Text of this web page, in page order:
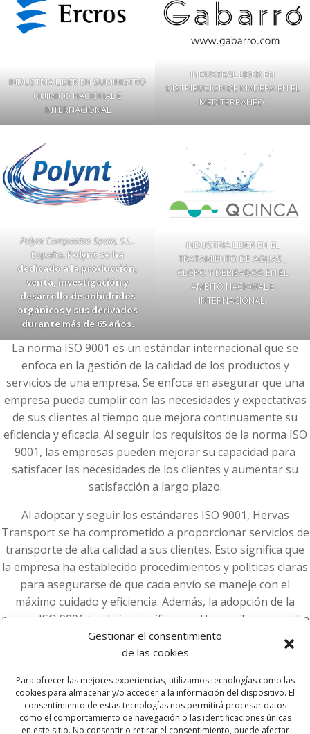
Gestionar el consentimiento
de las cookies
Para ofrecer las mejores experiencias, utilizamos tecnologías como las
cookies para almacenar y/o acceder a la información del dispositivo. El
consentimiento de estas tecnologías nos permitirá procesar datos
como el comportamiento de navegación o las identificaciones únicas
en este sitio. No consentir o retirar el consentimiento, puede afectar
INDUSTRIA LIDER EN SUMINISTRO
QUIMICO NACIONAL E
INTERNACIONAL
INDUSTRAL LIDER EN
DISTRIBUCION DE MADERA EN EL
MEDITERRANEO.
Polynt Composites Spain, S.L..
España.Polynt se ha
dedicado a la producción,
venta, investigación y
desarrollo de anhídridos
orgánicos y sus derivados
durante más de 65 años.
INDUSTRIA LIDER EN EL
TRATAMIENTO DE AGUAS ,
CLORO Y DERIBADOS EN EL
AMBITO NACIONAL E
INTERNACIONAL.
La norma ISO 9001 es un estándar internacional que se
enfoca en la gestión de la calidad de los productos y
servicios de una empresa. Se enfoca en asegurar que una
empresa pueda cumplir con las necesidades y expectativas
de sus clientes al tiempo que mejora continuamente su
eficiencia y eficacia. Al seguir los requisitos de la norma ISO
9001, las empresas pueden mejorar su capacidad para
satisfacer las necesidades de los clientes y aumentar su
satisfacción a largo plazo.
Al adoptar y seguir los estándares ISO 9001, Hervas
Transport se ha comprometido a proporcionar servicios de
transporte de alta calidad a sus clientes. Esto significa que
la empresa ha establecido procedimientos y políticas claras
para asegurarse de que cada envío se maneje con el
máximo cuidado y eficiencia. Además, la adopción de la
norma ISO 9001 también significa que Hervas Transport ha
implementado un sistema de gestión de calidad efectivo
que le permite medir y mejorar continuamente sus